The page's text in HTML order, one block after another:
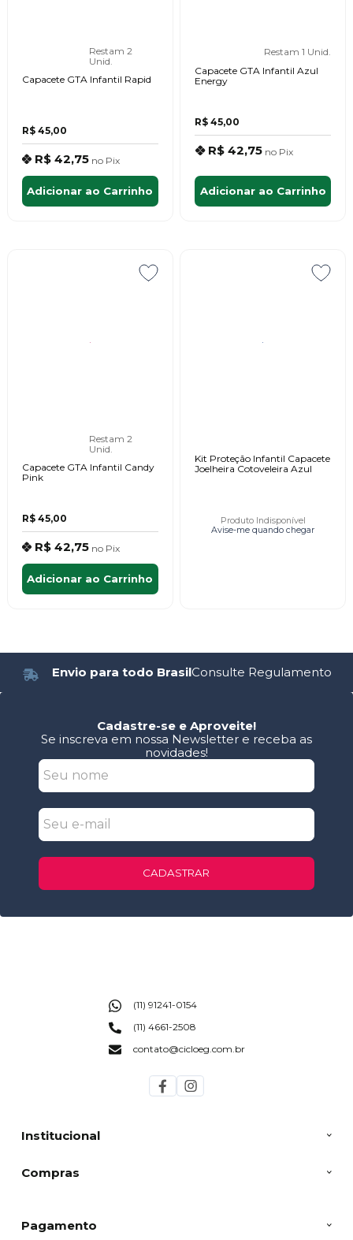
Restam 2
Unid.
Capacete GTA Infantil Rapid
R$ 45,00
R$ 42,75 no Pix
Adicionar ao Carrinho
Restam 1 Unid.
Capacete GTA Infantil Azul
Energy
R$ 45,00
R$ 42,75 no Pix
Adicionar ao Carrinho
Restam 2
Unid.
Capacete GTA Infantil Candy
Pink
R$ 45,00
R$ 42,75 no Pix
Adicionar ao Carrinho
Kit Proteção Infantil Capacete
Joelheira Cotoveleira Azul
Produto Indisponível
Avise-me quando chegar
Envio para todo BrasilConsulte Regulamento
Cadastre-se e Aproveite!
Se inscreva em nossa Newsletter e receba as
novidades!
CADASTRAR
Institucional
Compras
(11) 91241-0154
(11) 4661-2508
contato@cicloeg.com.br
Pagamento